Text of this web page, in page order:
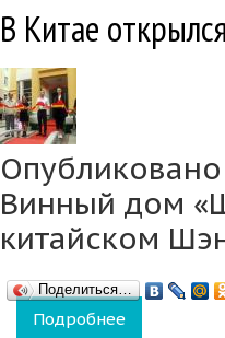
В Китае
Опубликовано
Винный дом
китайском
Поделиться…
Подробнее